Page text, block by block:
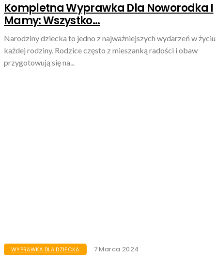
Kompletna Wyprawka Dla Noworodka I
Mamy: Wszystko...
Narodziny dziecka to jedno z najważniejszych wydarzeń w życiu
każdej rodziny. Rodzice często z mieszanką radości i obaw
przygotowują się na...
WYPRAWKA DLA DZIECKA 7 Marca 2024